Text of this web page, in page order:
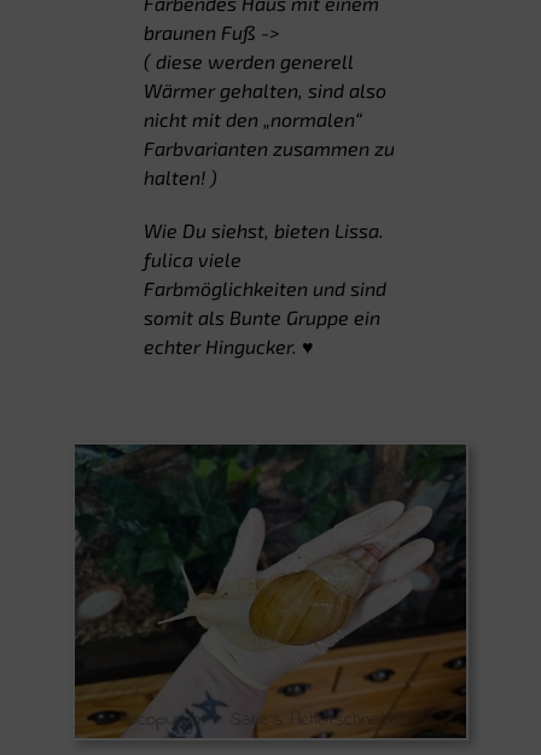
braunen Fuß ->
( diese werden generell
Wärmer gehalten, sind also
nicht mit den „normalen“
Farbvarianten zusammen zu
halten! )
Wie Du siehst, bieten Lissa.
fulica viele
Farbmöglichkeiten und sind
somit als Bunte Gruppe ein
echter Hingucker. ♥